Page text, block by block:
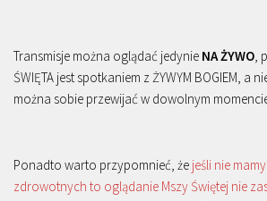
Transmisje można oglądać jedynie NA ŻYWO ,
ŚWIĘTA jest spotkaniem z ŻYWYM BOGIEM, a
można sobie przewijać w dowolnym
Ponadto warto przypomnieć, że jeśli nie
zdrowotnych to oglądanie Mszy Świętej nie